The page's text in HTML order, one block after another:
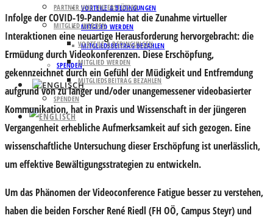
VORTEILE & BEDINGUNGEN
MITGLIED WERDEN
MITGLIEDSBEITRAG BEZAHLEN
SPENDEN
PARTNER UND UNTERSTÜTZER
MITGLIED WERDEN
VORTEILE & BEDINGUNGEN
MITGLIED WERDEN
MITGLIEDSBEITRAG BEZAHLEN
SPENDEN
Infolge der COVID-19-Pandemie hat die Zunahme virtueller
Interaktionen eine neuartige Herausforderung hervorgebracht: die
Ermüdung durch Videokonferenzen. Diese Erschöpfung,
gekennzeichnet durch ein Gefühl der Müdigkeit und Entfremdung
aufgrund von zu langer und/oder unangemessener videobasierter
Kommunikation, hat in Praxis und Wissenschaft in der jüngeren
Vergangenheit erhebliche Aufmerksamkeit auf sich gezogen. Eine
wissenschaftliche Untersuchung dieser Erschöpfung ist unerlässlich,
um effektive Bewältigungsstrategien zu entwickeln.
Um das Phänomen der Videoconference Fatigue besser zu verstehen,
haben die beiden Forscher René Riedl (FH OÖ, Campus Steyr) und